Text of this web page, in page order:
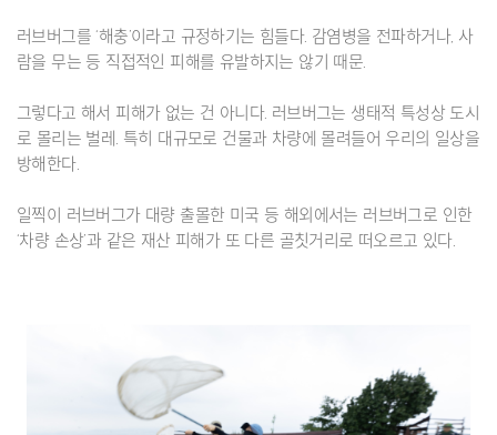
러브버그를 ‘해충’이라고 규정하기는 힘들다. 감염병을 전파하거나, 사
람을 무는 등 직접적인 피해를 유발하지는 않기 때문.
그렇다고 해서 피해가 없는 건 아니다. 러브버그는 생태적 특성상 도시
로 몰리는 벌레. 특히 대규모로 건물과 차량에 몰려들어 우리의 일상을
방해한다.
일찍이 러브버그가 대량 출몰한 미국 등 해외에서는 러브버그로 인한
‘차량 손상’과 같은 재산 피해가 또 다른 골칫거리로 떠오르고 있다.